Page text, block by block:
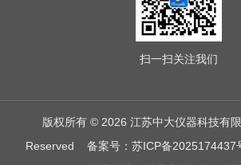
扫一扫关注我们
版权所有 © 2026 江苏中大仪器科技有
Reserved备案号：苏ICP备2025174437